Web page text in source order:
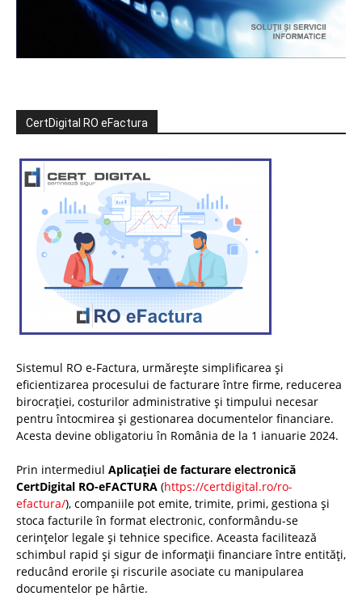
CertDigital RO eFactura
Sistemul RO e-Factura, urmărește simplificarea și
eficientizarea procesului de facturare între firme, reducerea
birocrației, costurilor administrative și timpului necesar
pentru întocmirea și gestionarea documentelor financiare.
Acesta devine obligatoriu în România de la 1 ianuarie 2024.
Prin intermediul Aplicației de facturare electronică
CertDigital RO-eFACTURA (https://certdigital.ro/ro-
efactura/), companiile pot emite, trimite, primi, gestiona și
stoca facturile în format electronic, conformându-se
cerințelor legale și tehnice specifice. Aceasta facilitează
schimbul rapid și sigur de informații financiare între entități,
reducând erorile și riscurile asociate cu manipularea
documentelor pe hârtie.